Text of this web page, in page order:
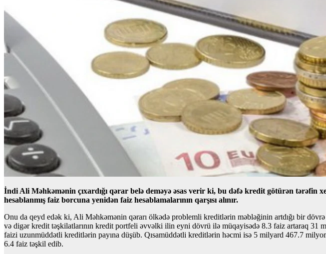
İndi Ali Məhkəmənin çıxardığı qərar belə deməyə əsas verir ki, bu dəfə kredit götürən
hesablanmış faiz borcuna yenidən faiz hesablamalarının qarşısı alınır.
Onu da qeyd edək ki, Ali Məhkəmənin qərarı ölkədə problemli kreditlərin məbləğinin artdığı bir
və digər kredit təşkilatlarının kredit portfeli əvvəlki ilin eyni dövrü ilə müqayisədə 8.3 faiz artaraq
faizi uzunmüddətli kreditlərin payına düşüb. Qısamüddətli kreditlərin həcmi isə 5 milyard 467.7
6.4 faiz təşkil edib.